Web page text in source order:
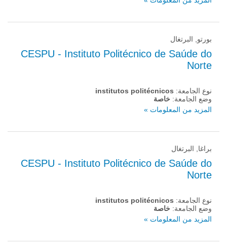
بورتو, البرتغال
CESPU - Instituto Politécnico de Saúde do
Norte
نوع الجامعة: institutos politécnicos
وضع الجامعة: خاصة
المزيد من المعلومات »
براغا, البرتغال
CESPU - Instituto Politécnico de Saúde do
Norte
نوع الجامعة: institutos politécnicos
وضع الجامعة: خاصة
المزيد من المعلومات »